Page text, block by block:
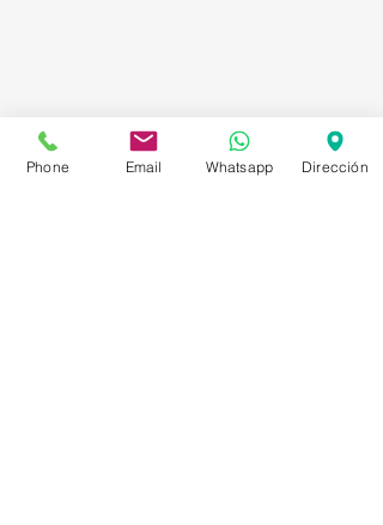
Phone Email Whatsapp Dirección